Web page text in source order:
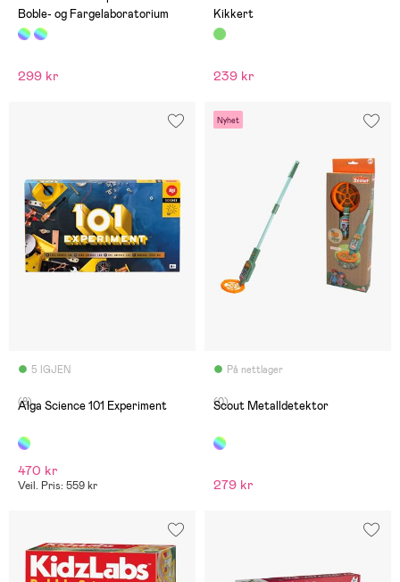
Boble- og Fargelaboratorium
299 kr
Kikkert
239 kr
5 IGJEN
(8)
Alga Science 101 Experiment
470 kr
Veil. Pris: 559 kr
Nyhet
På nettlager
(0)
Scout Metalldetektor
279 kr